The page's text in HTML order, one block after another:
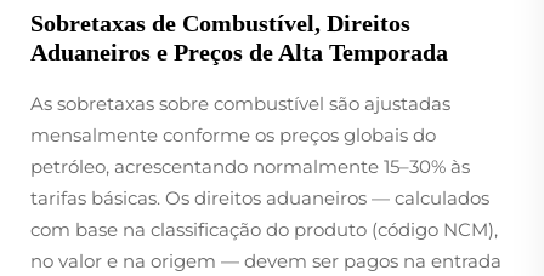
Sobretaxas de Combustível, Direitos
Aduaneiros e Preços de Alta Temporada
As sobretaxas sobre combustível são ajustadas
mensalmente conforme os preços globais do
petróleo, acrescentando normalmente 15–30% às
tarifas básicas. Os direitos aduaneiros — calculados
com base na classificação do produto (código NCM),
no valor e na origem — devem ser pagos na entrada